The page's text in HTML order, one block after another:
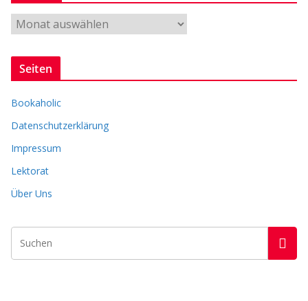
e
c
v
Seiten
Bookaholic
Datenschutzerklärung
Impressum
Lektorat
Über Uns